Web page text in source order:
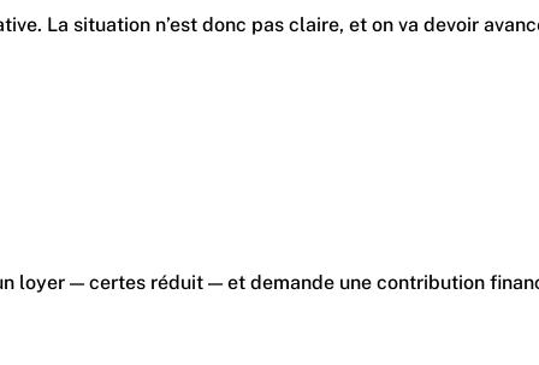
n’est donc pas claire, et on va
loyer — certes réduit — et demande une contribution